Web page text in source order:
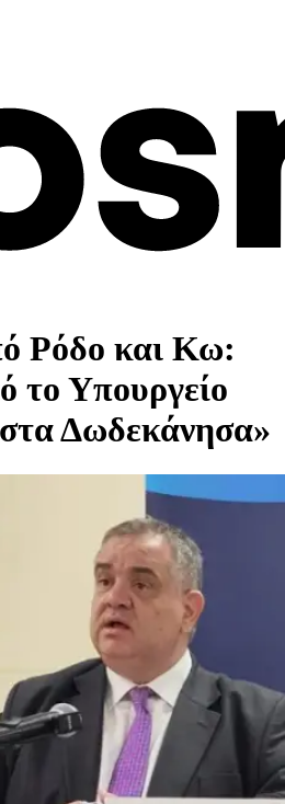
Ρόδο και Κω:
το Υπουργείο
Δωδεκάνησα»